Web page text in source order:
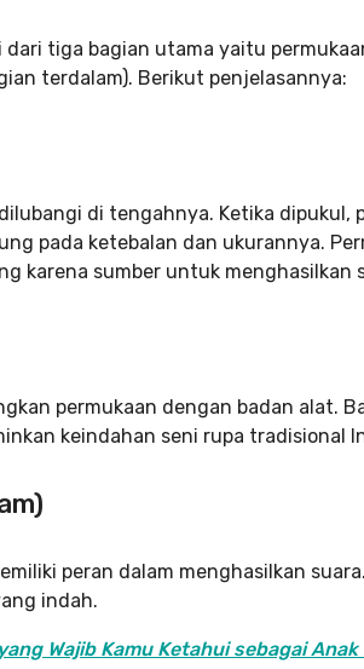
tiga bagian utama yaitu
terdalam). Berikut penjelasannya:
di tengahnya. Ketika dipukul,
pada ketebalan dan ukurannya.
karena sumber untuk menghasilkan
permukaan dengan badan alat.
keindahan seni rupa tradisional
peran dalam menghasilkan
indah.
Wajib Kamu Ketahui sebagai Anak